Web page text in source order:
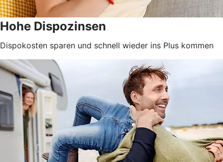
Hohe Dispozinsen
Dispokosten sparen und schnell wieder ins Plus kommen